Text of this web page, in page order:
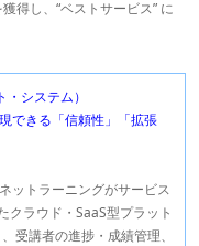
得し、“ベストサービス” に
システム）
できる「信頼性」「拡張
ットラーニングがサービス
ラウド・SaaS型プラット
受講者の進捗・成績管理、